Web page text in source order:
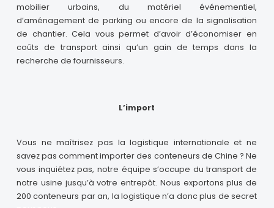
mobilier urbains, du matériel événementiel,
d’aménagement de parking ou encore de la signalisation
de chantier. Cela vous permet d’avoir d’économiser en
coûts de transport ainsi qu’un gain de temps dans la
recherche de fournisseurs.
L’import
Vous ne maîtrisez pas la logistique internationale et ne
savez pas comment importer des conteneurs de Chine ? Ne
vous inquiétez pas, notre équipe s’occupe du transport de
notre usine jusqu’à votre entrepôt. Nous exportons plus de
200 conteneurs par an, la logistique n’a donc plus de secret